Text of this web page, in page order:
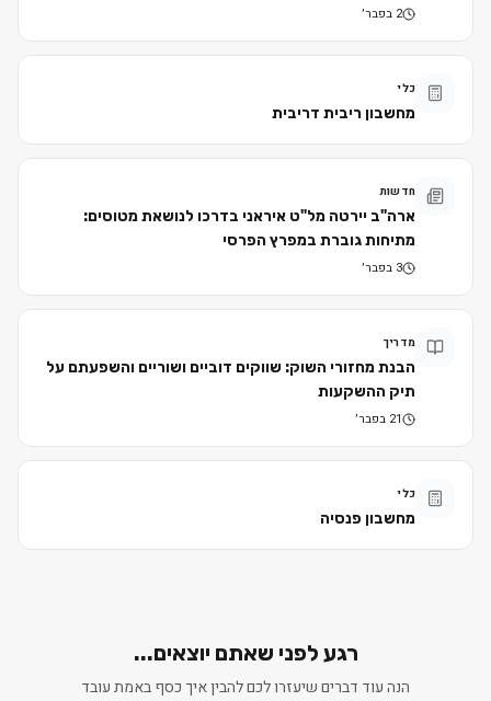
2 בפבר׳
כלי
מחשבון ריבית דריבית
חדשות
ארה"ב יירטה מל"ט איראני בדרכו לנושאת מטוסים:
מתיחות גוברת במפרץ הפרסי
3 בפבר׳
מדריך
הבנת מחזורי השוק: שווקים דוביים ושוריים והשפעתם על
תיק ההשקעות
21 בפבר׳
כלי
מחשבון פנסיה
רגע לפני שאתם יוצאים...
הנה עוד דברים שיעזרו לכם להבין איך כסף באמת עובד